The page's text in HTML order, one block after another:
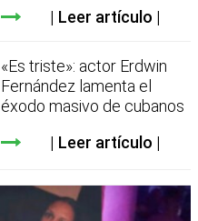
Leer artículo
«Es triste»: actor Erdwin
Fernández lamenta el
éxodo masivo de cubanos
Leer artículo